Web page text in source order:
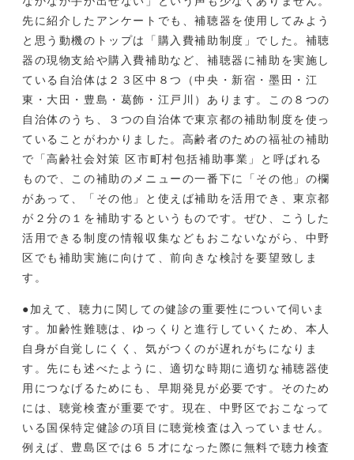
先に紹介したアンケートでも、補聴器を使用してみよう
と思う動機のトップは「購入費補助制度」でした。補聴
器の現物支給や購入費補助など、補聴器に補助を実施し
ている自治体は２３区中８つ（中央・新宿・墨田・江
東・大田・豊島・葛飾・江戸川）あります。この８つの
自治体のうち、３つの自治体で東京都の補助制度を使っ
ていることがわかりました。高齢者のための福祉の補助
で「高齢社会対策 区市町村包括補助事業」と呼ばれる
もので、この補助のメニューの一番下に「その他」の欄
があって、「その他」と使えば補助を活用でき、東京都
が２分の１を補助するというものです。ぜひ、こうした
活用できる制度の情報収集などもおこないながら、中野
区でも補助実施に向けて、前向きな検討を要望致しま
す。
●加えて、聴力に関しての健診の重要性について伺いま
す。加齢性難聴は、ゆっくりと進行していくため、本人
自身が自覚しにくく、気がつくのが遅れがちになりま
す。先にも述べたように、適切な時期に適切な補聴器使
用につなげるためにも、早期発見が必要です。そのため
には、聴覚検査が重要です。現在、中野区でおこなって
いる国保特定健診の項目に聴覚検査は入っていません。
例えば、豊島区では６５才になった際に無料で聴力検査